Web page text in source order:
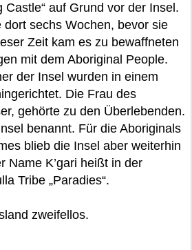
Castle“ auf Grund vor der Insel.
dort sechs Wochen, bevor sie
Zeit kam es zu bewaffneten
mit dem Aboriginal People.
der Insel wurden in einem
Die Frau des
gehörte zu den Überlebenden.
benannt. Für die Aboriginals
blieb die Insel aber weiterhin
Name K’gari heißt in der
Tribe „Paradies“.
zweifellos.